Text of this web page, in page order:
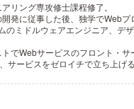
リング専攻修士課程修了。
発に従事した後、独学でWebプ
ミドルウェアエンジニア、
でWebサービスのフロント・サ
ービスをゼロイチで立ち上げ